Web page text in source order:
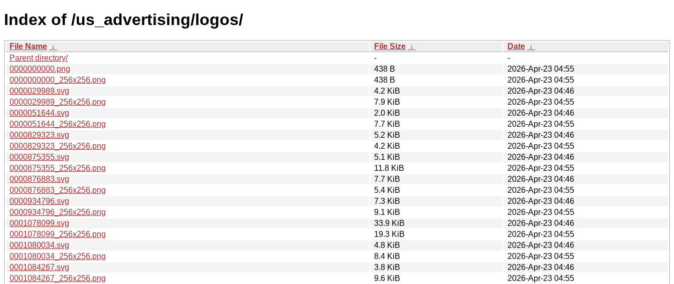
Index of /us_advertising/logos/
File Name ↓ File Size ↓ Date ↓
Parent directory/
-
-
0000000000.png
438 B
2026-Apr-23 04:55
0000000000_256x256.png
438 B
2026-Apr-23 04:55
0000029989.svg
4.2 KiB
2026-Apr-23 04:46
0000029989_256x256.png
7.9 KiB
2026-Apr-23 04:55
0000051644.svg
2.0 KiB
2026-Apr-23 04:46
0000051644_256x256.png
7.7 KiB
2026-Apr-23 04:55
0000829323.svg
5.2 KiB
2026-Apr-23 04:46
0000829323_256x256.png
4.2 KiB
2026-Apr-23 04:55
0000875355.svg
5.1 KiB
2026-Apr-23 04:46
0000875355_256x256.png
11.8 KiB
2026-Apr-23 04:55
0000876883.svg
7.7 KiB
2026-Apr-23 04:46
0000876883_256x256.png
5.4 KiB
2026-Apr-23 04:55
0000934796.svg
7.3 KiB
2026-Apr-23 04:46
0000934796_256x256.png
9.1 KiB
2026-Apr-23 04:55
0001078099.svg
33.9 KiB
2026-Apr-23 04:46
0001078099_256x256.png
19.3 KiB
2026-Apr-23 04:55
0001080034.svg
4.8 KiB
2026-Apr-23 04:46
0001080034_256x256.png
8.4 KiB
2026-Apr-23 04:55
0001084267.svg
3.8 KiB
2026-Apr-23 04:46
0001084267_256x256.png
9.6 KiB
2026-Apr-23 04:55